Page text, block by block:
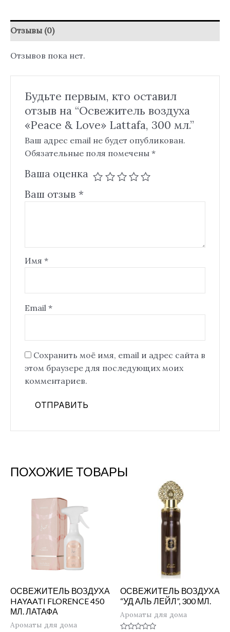
Отзывы (0)
Отзывов пока нет.
Будьте первым, кто оставил
отзыв на “Освежитель воздуха
«Peace & Love» Lattafa, 300 мл.”
Ваш адрес email не будет опубликован.
Обязательные поля помечены *
Ваша оценка
Ваш отзыв *
Имя *
Email *
Сохранить моё имя, email и адрес сайта в
этом браузере для последующих моих
комментариев.
ПОХОЖИЕ ТОВАРЫ
ОСВЕЖИТЕЛЬ ВОЗДУХА
HAYAATI FLORENCE 450
МЛ. ЛАТАФА
Ароматы для дома
ОСВЕЖИТЕЛЬ ВОЗДУХА
“УД АЛЬ ЛЕЙЛ”, 300 МЛ.
Ароматы для дома